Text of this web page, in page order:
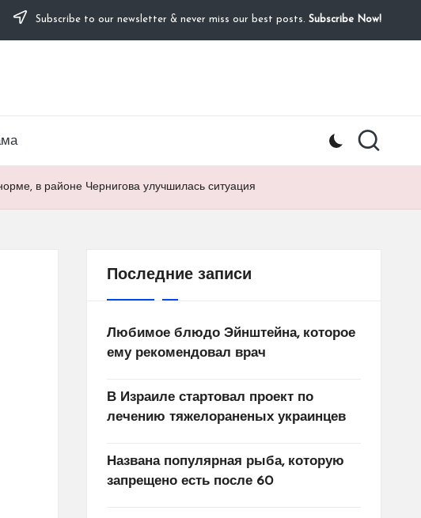
Subscribe to our newsletter & never miss our best posts. Subscribe Now!
в районе Чернигова улучшилась ситуация
Последние записи
Любимое блюдо Эйнштейна, которое
ему рекомендовал врач
В Израиле стартовал проект по
лечению тяжелораненых украинцев
Названа популярная рыба, которую
запрещено есть после 60